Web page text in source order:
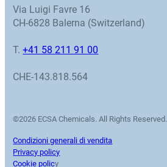
Via Luigi Favre 16
CH-6828 Balerna (Switzerland)
T.+41 58 211 91 00
CHE-143.818.564
©2026 ECSA Chemicals. All Rights Reserved.
Condizioni generali di vendita
Privacy policy
Cookie policy